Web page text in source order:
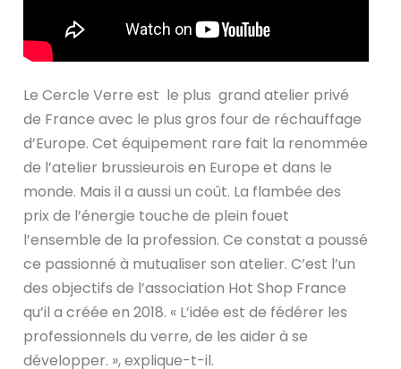
Le Cercle Verre est le plus grand atelier privé
de France avec le plus gros four de réchauffage
d’Europe. Cet équipement rare fait la renommée
de l’atelier brussieurois en Europe et dans le
monde. Mais il a aussi un coût. La flambée des
prix de l’énergie touche de plein fouet
l’ensemble de la profession. Ce constat a poussé
ce passionné à mutualiser son atelier. C’est l’un
des objectifs de l’association Hot Shop France
qu’il a créée en 2018. « L’idée est de fédérer les
professionnels du verre, de les aider à se
développer. », explique-t-il.